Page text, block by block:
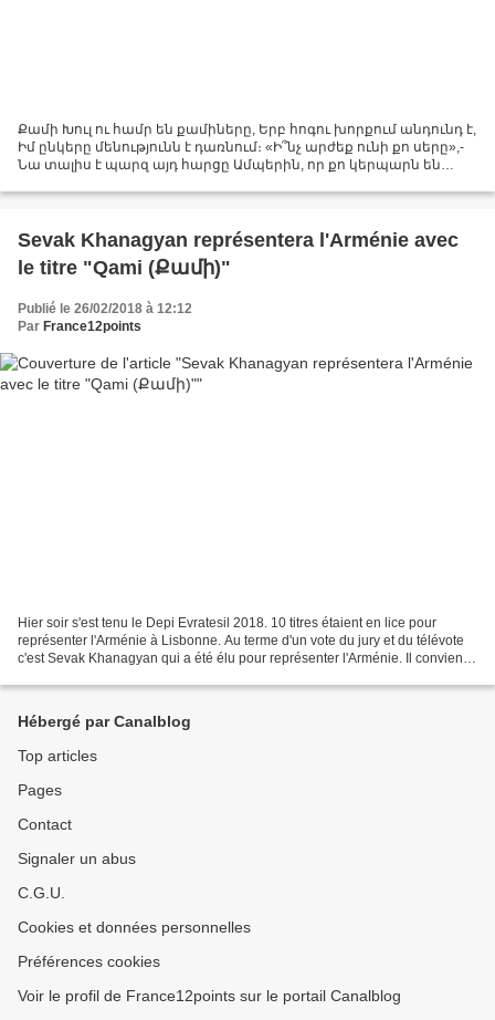
Քամի Խուլ ու համր են քամիները, Երբ հոգու խորքում անդունդ է,
Իմ ընկերը մենությունն է դառնում։ «Ի՞նչ արժեք ունի քո սերը»,-
Նա տալիս է պարզ այդ հարցը Ամպերին, որ քո կերպարն են
Գոյությունս փակելով...
Sevak Khanagyan représentera l'Arménie avec
le titre "Qami (Քամի)"
Publié le 26/02/2018 à 12:12
Par France12points
Hier soir s'est tenu le Depi Evratesil 2018. 10 titres étaient en lice pour
représenter l'Arménie à Lisbonne. Au terme d'un vote du jury et du télévote
c'est Sevak Khanagyan qui a été élu pour représenter l'Arménie. Il convient
Hébergé par Canalblog
Top articles
Pages
Contact
Signaler un abus
C.G.U.
Cookies et données personnelles
Préférences cookies
Voir le profil de France12points sur le portail Canalblog